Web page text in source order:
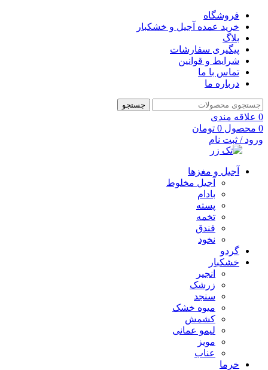
فروشگاه
خرید عمده آجیل و خشکبار
بلاگ
پیگیری سفارشات
شرایط و قوانین
تماس با ما
درباره ما
جستجو
0 علاقه مندی
0 محصول 0 تومان
ورود / ثبت نام
آجیل و مغزها
آجیل مخلوط
بادام
پسته
تخمه
فندق
نخود
گردو
خشکبار
انجیر
زرشک
سنجد
میوه خشک
کشمش
لیمو عمانی
مویز
عناب
خرما